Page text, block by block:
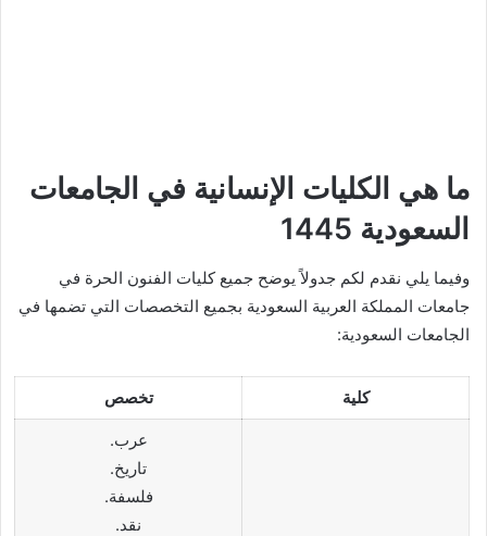
ما هي الكليات الإنسانية في الجامعات
السعودية 1445
وفيما يلي نقدم لكم جدولاً يوضح جميع كليات الفنون الحرة في
جامعات المملكة العربية السعودية بجميع التخصصات التي تضمها في
الجامعات السعودية:
كلية تخصص
عرب.
تاريخ.
فلسفة.
نقد.